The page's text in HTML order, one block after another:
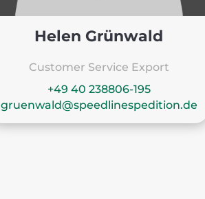
Helen Grünwald
Customer Service Export
+49 40 238806-195
gruenwald@speedlinespedition.de